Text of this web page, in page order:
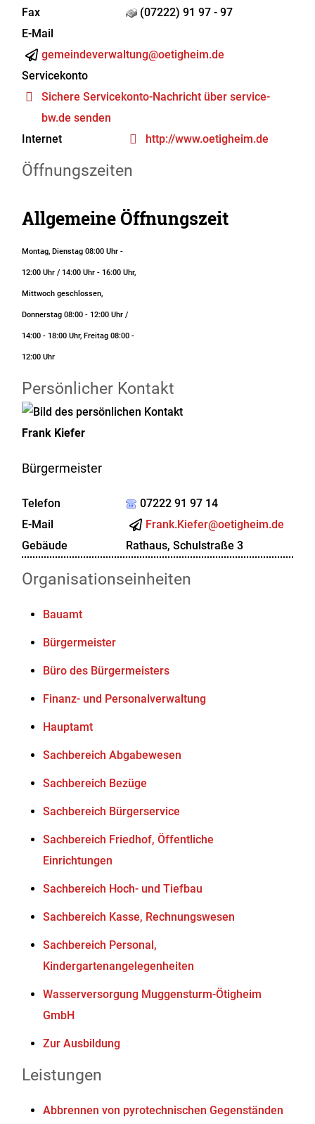
Fax
(07222) 91 97 - 97
E-Mail
gemeindeverwaltung@oetigheim.de
Servicekonto
Sichere Servicekonto-Nachricht über service-
bw.de senden
Internet
http://www.oetigheim.de
Öffnungszeiten
Allgemeine Öffnungszeit
Montag, Dienstag 08:00 Uhr -
12:00 Uhr / 14:00 Uhr - 16:00 Uhr,
Mittwoch geschlossen,
Donnerstag 08:00 - 12:00 Uhr /
14:00 - 18:00 Uhr, Freitag 08:00 -
12:00 Uhr
Persönlicher Kontakt
Frank Kiefer
Bürgermeister
Telefon
07222 91 97 14
E-Mail
Frank.Kiefer@oetigheim.de
Gebäude
Rathaus, Schulstraße 3
Organisationseinheiten
Bauamt
Bürgermeister
Büro des Bürgermeisters
Finanz- und Personalverwaltung
Hauptamt
Sachbereich Abgabewesen
Sachbereich Bezüge
Sachbereich Bürgerservice
Sachbereich Friedhof, Öffentliche
Einrichtungen
Sachbereich Hoch- und Tiefbau
Sachbereich Kasse, Rechnungswesen
Sachbereich Personal,
Kindergartenangelegenheiten
Wasserversorgung Muggensturm-Ötigheim
GmbH
Zur Ausbildung
Leistungen
Abbrennen von pyrotechnischen Gegenständen